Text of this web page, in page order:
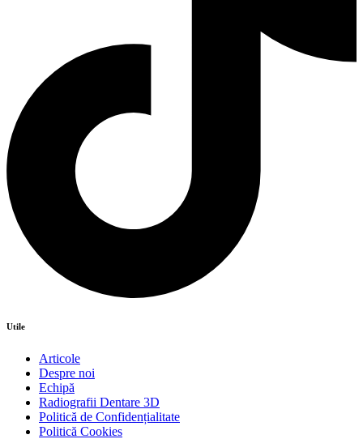
Utile
Articole
Despre noi
Echipă
Radiografii Dentare 3D
Politică de Confidențialitate
Politică Cookies